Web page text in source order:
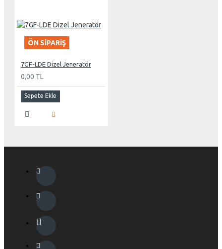
ÖN SIPARIŞ
7GF-LDE Dizel Jeneratör
0,00 TL
Sepete Ekle